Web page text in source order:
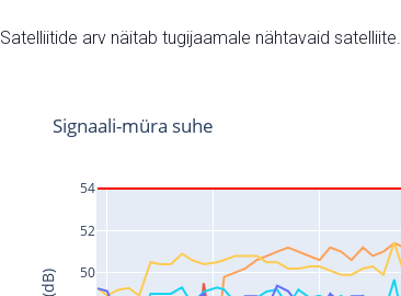
Satelliitide arv näitab tugijaamale nähtavaid satelliite.